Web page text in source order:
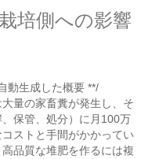
培側への影響
動生成した概要 **/
量の家畜糞が発生し、そ
保管、処分）に月100万
ストと手間がかかってい
高品質な堆肥を作るには複